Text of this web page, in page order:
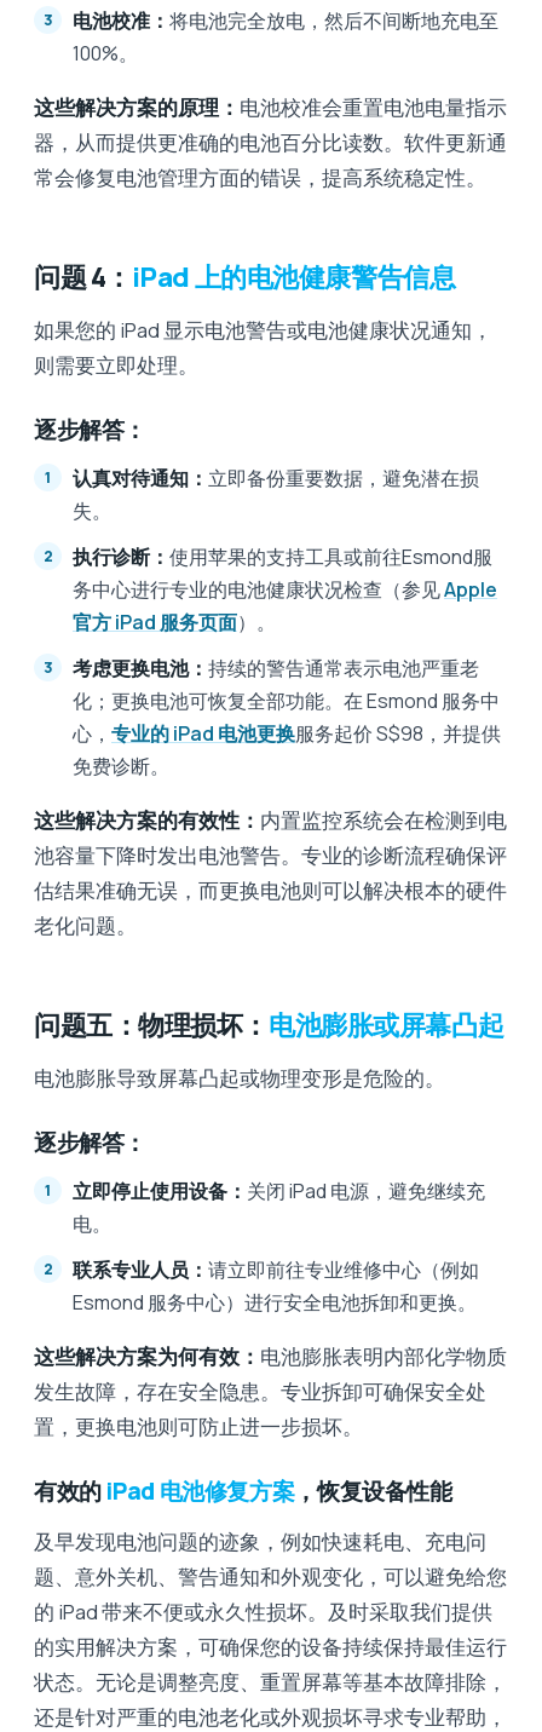
电池校准： 将电池完全放电，然后不间断地充电至
100%。
这些解决方案的原理： 电池校准会重置电池电量指示
器，从而提供更准确的电池百分比读数。软件更新通
常会修复电池管理方面的错误，提高系统稳定性。
问题 4： iPad 上的电池健康警告信息
如果您的 iPad 显示电池警告或电池健康状况通知，
则需要立即处理。
逐步解答：
认真对待通知： 立即备份重要数据，避免潜在损
失。
执行诊断： 使用苹果的支持工具或前往Esmond服
务中心进行专业的电池健康状况检查（参见Apple
官方 iPad 服务页面）。
考虑更换电池： 持续的警告通常表示电池严重老
化；更换电池可恢复全部功能。在 Esmond 服务中
心， 专业的 iPad 电池更换服务起价 S$98，并提供
免费诊断。
这些解决方案的有效性： 内置监控系统会在检测到电
池容量下降时发出电池警告。专业的诊断流程确保评
估结果准确无误，而更换电池则可以解决根本的硬件
老化问题。
问题五：物理损坏： 电池膨胀或屏幕凸起
电池膨胀导致屏幕凸起或物理变形是危险的。
逐步解答：
立即停止使用设备： 关闭 iPad 电源，避免继续充
电。
联系专业人员： 请立即前往专业维修中心（例如
Esmond 服务中心）进行安全电池拆卸和更换。
这些解决方案为何有效： 电池膨胀表明内部化学物质
发生故障，存在安全隐患。专业拆卸可确保安全处
置，更换电池则可防止进一步损坏。
有效的iPad 电池修复方案，恢复设备性能
及早发现电池问题的迹象，例如快速耗电、充电问
题、意外关机、警告通知和外观变化，可以避免给您
的 iPad 带来不便或永久性损坏。及时采取我们提供
的实用解决方案，可确保您的设备持续保持最佳运行
状态。无论是调整亮度、重置屏幕等基本故障排除，
还是针对严重的电池老化或外观损坏寻求专业帮助，